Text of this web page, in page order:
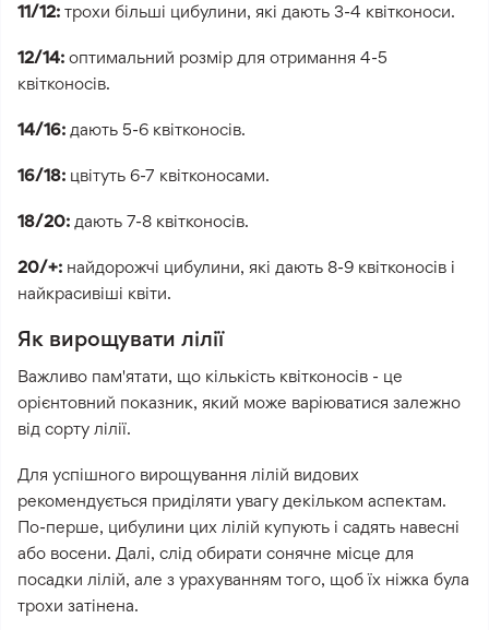
11/12: трохи більші цибулини, які дають 3-4 квітконоси.
12/14: оптимальний розмір для отримання 4-5
квітконосів.
14/16: дають 5-6 квітконосів.
16/18: цвітуть 6-7 квітконосами.
18/20: дають 7-8 квітконосів.
20/+: найдорожчі цибулини, які дають 8-9 квітконосів і
найкрасивіші квіти.
Як вирощувати лілії
Важливо пам'ятати, що кількість квітконосів - це
орієнтовний показник, який може варіюватися залежно
від сорту лілії.
Для успішного вирощування лілій видових
рекомендується приділяти увагу декільком аспектам.
По-перше, цибулини цих лілій купують і садять навесні
або восени. Далі, слід обирати сонячне місце для
посадки лілій, але з урахуванням того, щоб їх ніжка була
трохи затінена.